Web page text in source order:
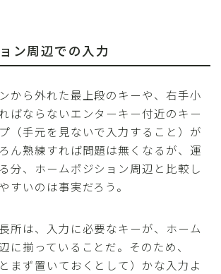
ン周辺での入力
から外れた最上段のキーや、右手小
ばならないエンターキー付近のキー
（手元を見ないで入力すること）が
ん熟練すれば問題は無くなるが、運
分、ホームポジション周辺と比較し
すいのは事実だろう。
所は、入力に必要なキーが、ホーム
に揃っていることだ。そのため、
まず置いておくとして）かな入力よ